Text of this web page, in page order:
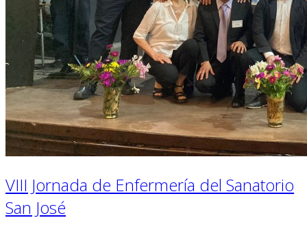
VIII Jornada de Enfermería del Sanatorio
San José